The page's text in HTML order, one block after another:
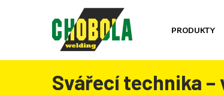
PRODUKTY
Svářecí technika –